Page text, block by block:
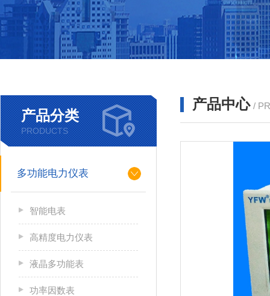
产品分类
PRODUCTS
多功能电力仪表
智能电表
高精度电力仪表
液晶多功能表
功率因数表
产品中心 /